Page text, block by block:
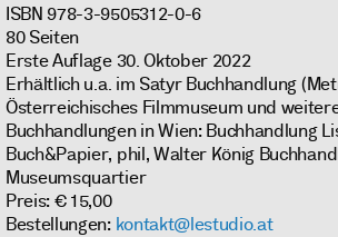
ISBN 978-3-9505312-0-6
80 Seiten
Erste Auflage 30. Oktober 2022
Erhältlich u.a. im Satyr Buchhandlung
Österreichisches Filmmuseum und
Buchhandlungen in Wien: Buchhandlung
Buch&Papier, phil, Walter König
Museumsquartier
Preis: € 15,00
Bestellungen: kontakt@lestudio.at